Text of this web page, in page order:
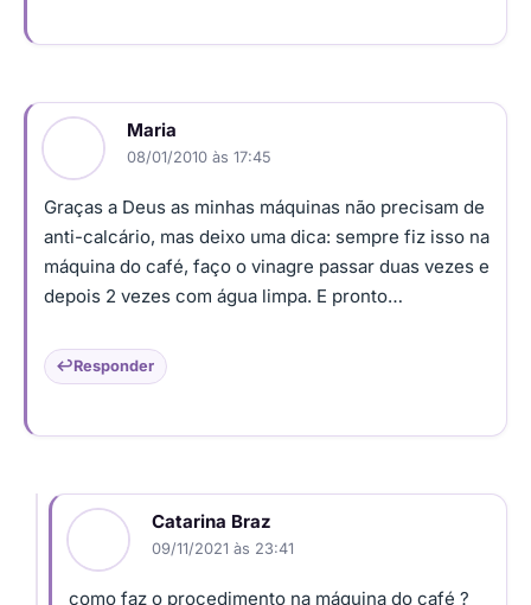
Maria
08/01/2010 às 17:45
Graças a Deus as minhas máquinas não precisam de
anti-calcário, mas deixo uma dica: sempre fiz isso na
máquina do café, faço o vinagre passar duas vezes e
depois 2 vezes com água limpa. E pronto…
Responder
Catarina Braz
09/11/2021 às 23:41
como faz o procedimento na máquina do café ?